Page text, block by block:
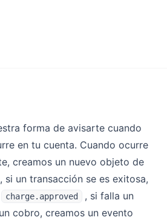
forma de avisarte cuando
en tu cuenta. Cuando ocurre
creamos un nuevo objeto de
si un transacción se es exitosa,
charge.approved
, si falla un
cobro, creamos un evento